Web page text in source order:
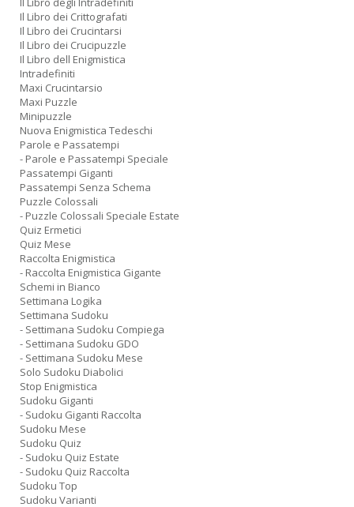
Il Libro dei Crittografati
Il Libro dei Crucintarsi
Il Libro dei Crucipuzzle
Il Libro dell Enigmistica
Intradefiniti
Maxi Crucintarsio
Maxi Puzzle
Minipuzzle
Nuova Enigmistica Tedeschi
Parole e Passatempi
- Parole e Passatempi Speciale
Passatempi Giganti
Passatempi Senza Schema
Puzzle Colossali
- Puzzle Colossali Speciale Estate
Quiz Ermetici
Quiz Mese
Raccolta Enigmistica
- Raccolta Enigmistica Gigante
Schemi in Bianco
Settimana Logika
Settimana Sudoku
- Settimana Sudoku Compiega
- Settimana Sudoku GDO
- Settimana Sudoku Mese
Solo Sudoku Diabolici
Stop Enigmistica
Sudoku Giganti
- Sudoku Giganti Raccolta
Sudoku Mese
Sudoku Quiz
- Sudoku Quiz Estate
- Sudoku Quiz Raccolta
Sudoku Top
Sudoku Varianti